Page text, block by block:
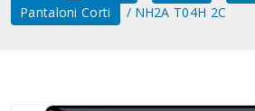
Pantaloni Corti
NH2A T04H 2C